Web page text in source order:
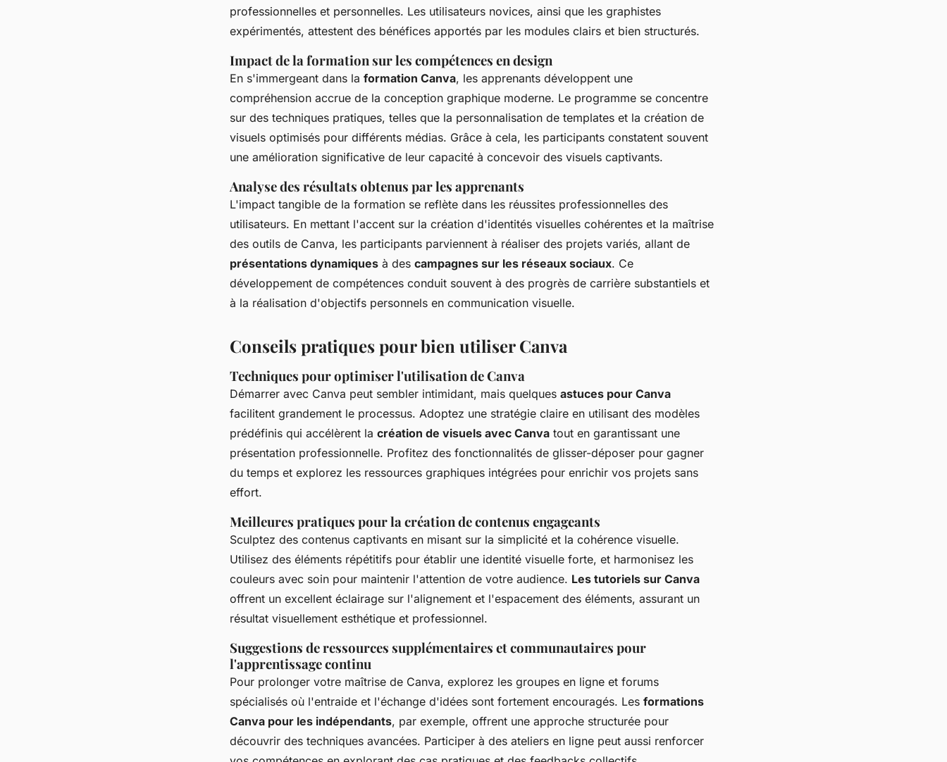
professionnelles et personnelles. Les utilisateurs novices, ainsi que les graphistes
expérimentés, attestent des bénéfices apportés par les modules clairs et bien structurés.
Impact de la formation sur les compétences en design
En s'immergeant dans la formation Canva, les apprenants développent une
compréhension accrue de la conception graphique moderne. Le programme se concentre
sur des techniques pratiques, telles que la personnalisation de templates et la création de
visuels optimisés pour différents médias. Grâce à cela, les participants constatent souvent
une amélioration significative de leur capacité à concevoir des visuels captivants.
Analyse des résultats obtenus par les apprenants
L'impact tangible de la formation se reflète dans les réussites professionnelles des
utilisateurs. En mettant l'accent sur la création d'identités visuelles cohérentes et la maîtrise
des outils de Canva, les participants parviennent à réaliser des projets variés, allant de
présentations dynamiques à des campagnes sur les réseaux sociaux. Ce
développement de compétences conduit souvent à des progrès de carrière substantiels et
à la réalisation d'objectifs personnels en communication visuelle.
Conseils pratiques pour bien utiliser Canva
Techniques pour optimiser l'utilisation de Canva
Démarrer avec Canva peut sembler intimidant, mais quelques astuces pour Canva
facilitent grandement le processus. Adoptez une stratégie claire en utilisant des modèles
prédéfinis qui accélèrent la création de visuels avec Canva tout en garantissant une
présentation professionnelle. Profitez des fonctionnalités de glisser-déposer pour gagner
du temps et explorez les ressources graphiques intégrées pour enrichir vos projets sans
effort.
Meilleures pratiques pour la création de contenus engageants
Sculptez des contenus captivants en misant sur la simplicité et la cohérence visuelle.
Utilisez des éléments répétitifs pour établir une identité visuelle forte, et harmonisez les
couleurs avec soin pour maintenir l'attention de votre audience. Les tutoriels sur Canva
offrent un excellent éclairage sur l'alignement et l'espacement des éléments, assurant un
résultat visuellement esthétique et professionnel.
Suggestions de ressources supplémentaires et communautaires pour
l'apprentissage continu
Pour prolonger votre maîtrise de Canva, explorez les groupes en ligne et forums
spécialisés où l'entraide et l'échange d'idées sont fortement encouragés. Les formations
Canva pour les indépendants, par exemple, offrent une approche structurée pour
découvrir des techniques avancées. Participer à des ateliers en ligne peut aussi renforcer